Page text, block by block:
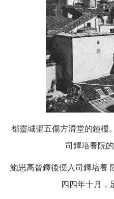
都靈城聖五傷方濟堂的鐘樓
司鐸培養院
鮑思高晉鐸後便入司鐸培養
四四年十月，